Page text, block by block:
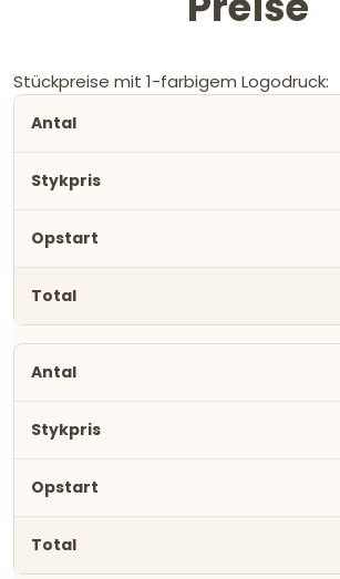
Stückpreise mit 1-farbigem Logodruck: